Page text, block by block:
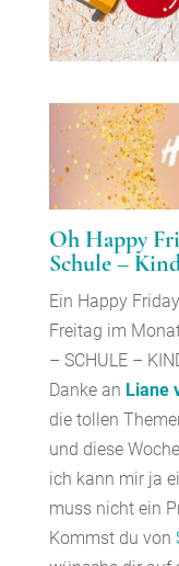
Oh Happy
Schule –
Ein Happy
Freitag im
– SCHULE –
Danke an Liane
die tollen
und diese
ich kann mir ja
muss nicht ein
Kommst du von